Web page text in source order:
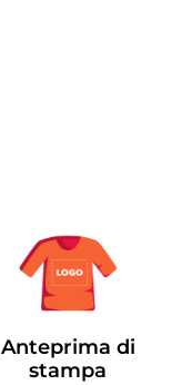
Anteprima di
stampa